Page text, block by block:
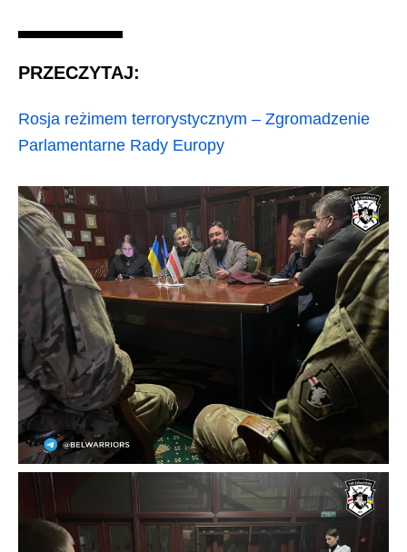
PRZECZYTAJ:
Rosja reżimem terrorystycznym – Zgromadzenie
Parlamentarne Rady Europy